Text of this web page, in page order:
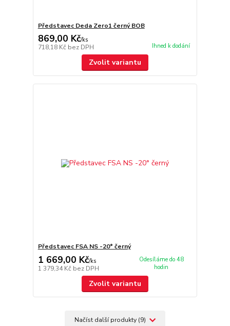
Představec Deda Zero1 černý BOB
869,00 Kč/ks
718,18 Kč bez DPH Ihned k dodání
Zvolit variantu
Představec FSA NS -20° černý
1 669,00 Kč/ks
1 379,34 Kč bez DPH
Odesíláme do 48
hodin
Zvolit variantu
Načíst další produkty (9)